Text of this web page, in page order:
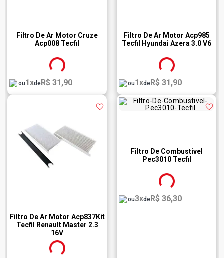
Filtro De Ar Motor Cruze
Acp008 Tecfil
ou1xdeR$ 31,90
Filtro De Ar Motor Acp985
Tecfil Hyundai Azera 3.0 V6
ou1xdeR$ 31,90
Filtro De Ar Motor Acp837Kit
Tecfil Renault Master 2.3
16V
Filtro De Combustivel
Pec3010 Tecfil
ou3xdeR$ 36,30